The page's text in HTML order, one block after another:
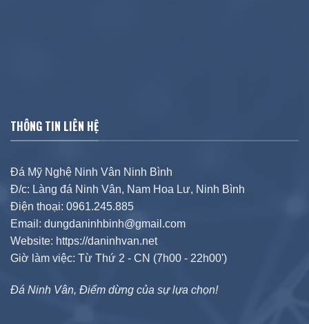
THÔNG TIN LIÊN HỆ
Đá Mỹ Nghệ Ninh Vân Ninh Bình
Đ/c: Làng đá Ninh Vân, Nam Hoa Lư, Ninh Bình
Điện thoại: 0961.245.885
Email: dungdaninhbinh@gmail.com
Website: https://daninhvan.net
Giờ làm việc: Từ Thứ 2 - CN (7h00 - 22h00')
Đá Ninh Vân, Điểm dừng của sự lựa chọn!